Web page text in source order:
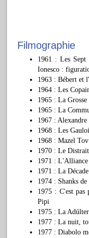
Filmographie
1961 : Les Sept
Ionesco :
1963 : Bébert et
1964 : Les
1965 : La
1965 : La
1967 :
1968 : Les
1968 : Mazel
1970 : Le
1971 : L'Alliance
1971 : La
1974 : Shanks
1975 : C'est pas
Pipi
1975 : La
1977 : La nuit,
1977 : Diabolo